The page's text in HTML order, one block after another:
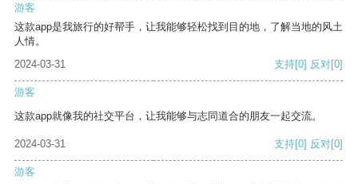
游客
这款app是我旅行的好帮手，让我能够轻松找到目的地，了解当地的风土
人情。
2024-03-31
支持[0] 反对[0]
游客
这款app就像我的社交平台，让我能够与志同道合的朋友一起交流。
2024-03-31 支持[0] 反对[0]
游客